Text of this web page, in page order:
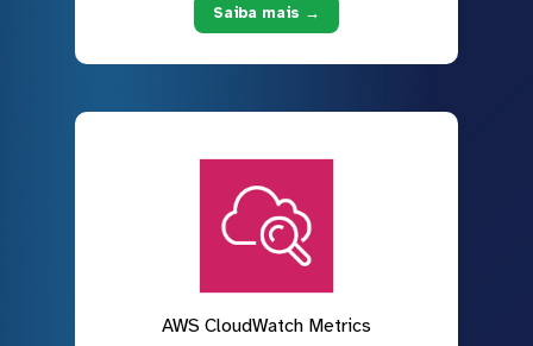
Saiba mais →
AWS CloudWatch Metrics